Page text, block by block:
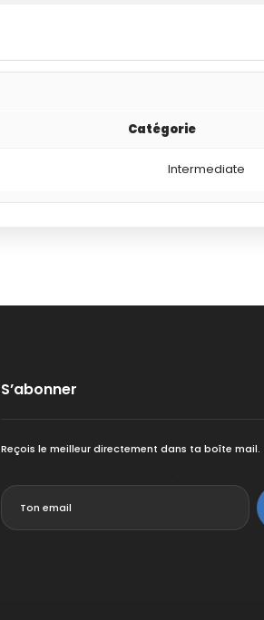
Catégorie
Intermediate
S’abonner
Reçois le meilleur directement dans ta boîte mail.